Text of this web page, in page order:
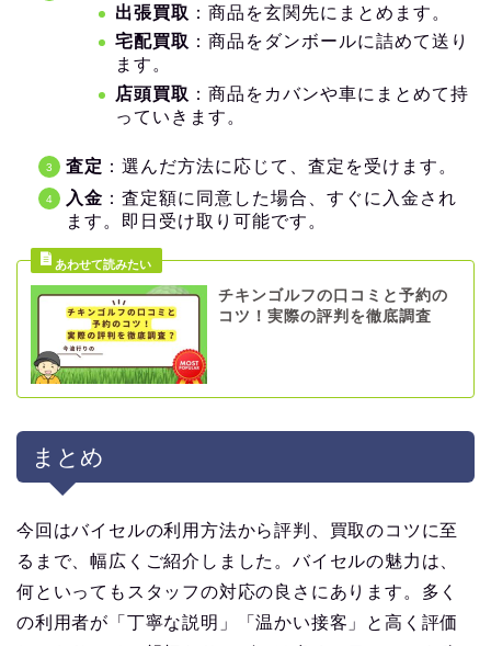
出張買取 ：商品を玄関先にまとめます。
宅配買取 ：商品をダンボールに詰めて送り
ます。
店頭買取 ：商品をカバンや車にまとめて持
っていきます。
査定 ：選んだ方法に応じて、査定を受けます。
入金 ：査定額に同意した場合、すぐに入金され
ます。即日受け取り可能です。
チキンゴルフの口コミと予約の
コツ！実際の評判を徹底調査
まとめ
今回はバイセルの利用方法から評判、買取のコツに至
るまで、幅広くご紹介しました。バイセルの魅力は、
何といってもスタッフの対応の良さにあります。多く
の利用者が「丁寧な説明」「温かい接客」と高く評価